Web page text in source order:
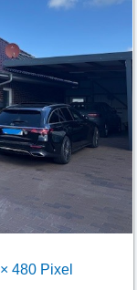
480Pixel